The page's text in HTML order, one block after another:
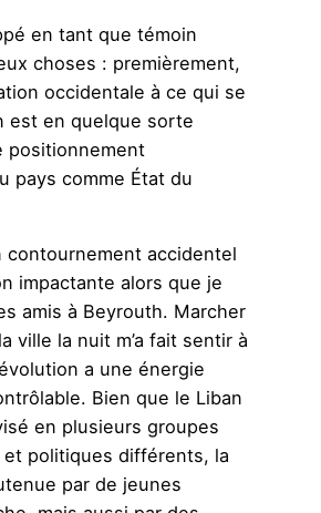
en tant que témoin
choses : premièrement,
occidentale à ce qui se
est en quelque sorte
positionnement
pays comme État du
contournement accidentel
impactante alors que je
amis à Beyrouth. Marcher
ville la nuit m’a fait sentir à
a une énergie
Bien que le Liban
en plusieurs groupes
politiques différents, la
par de jeunes